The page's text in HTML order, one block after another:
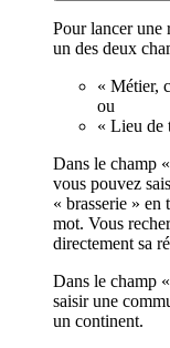
Pour lancer une
un des deux
« Métier,
ou
« Lieu de
Dans le champ
vous pouvez
« brasserie » en
mot. Vous
directement sa
Dans le champ
saisir une
un continent.